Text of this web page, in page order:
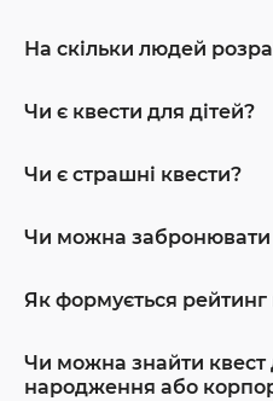
На скільки людей
Чи є квести для дітей?
Чи є страшні квести?
Чи можна забронювати
Як формується рейтинг
Чи можна знайти квест
народження або